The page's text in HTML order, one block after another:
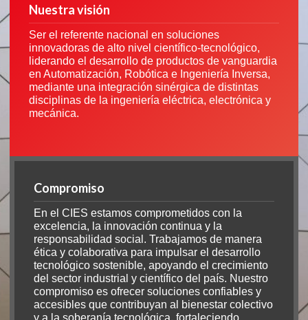
Nuestra visión
Ser el referente nacional en soluciones
innovadoras de alto nivel científico-tecnológico,
liderando el desarrollo de productos de vanguardia
en Automatización, Robótica e Ingeniería Inversa,
mediante una integración sinérgica de distintas
disciplinas de la ingeniería eléctrica, electrónica y
mecánica.
Compromiso
En el CIES estamos comprometidos con la
excelencia, la innovación continua y la
responsabilidad social. Trabajamos de manera
ética y colaborativa para impulsar el desarrollo
tecnológico sostenible, apoyando el crecimiento
del sector industrial y científico del país. Nuestro
compromiso es ofrecer soluciones confiables y
accesibles que contribuyan al bienestar colectivo